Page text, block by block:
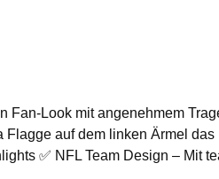
auf dem linken Ärmel das